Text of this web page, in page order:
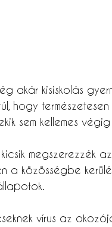
akár kisiskolás
hogy
sem kellemes
megszerezzék
a közösségbe
vírus az